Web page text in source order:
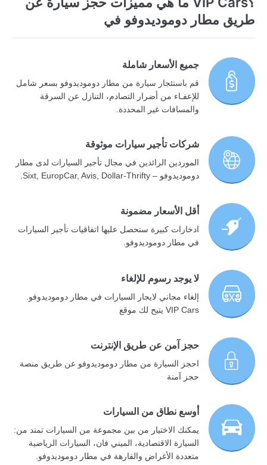
طريق مطار دوموديدوفو في
جميع الأسعار شاملة
قم باستئجار سيارة من مطار دوموديدوفو بسعر شامل
للإعفـاء من أضرار التصادم، التنازل عن السرقة
والمسافات غير المحددة.
شركات تأجير سيارات موثوقة
الموردين الرائدين في مجال تأجير السيارات لدى مطار
دوموديدوفو – Sixt, EuropCar, Avis, Dollar-Thrifty.
أقل الأسعار مضمونة
ادخارات كبيرة ستحصل عليها اتفاقيات تأجير السيارات
في مطار دوموديدوفو.
لا يوجد رسوم للإلغاء
إلغاء مجاني لايجار السيارات في مطار دوموديدوفو.
VIP Cars يتيح لك موقع
حجز آمن عن طريق الإنترنت
احجز السيارة من مطار دوموديدوفو عن طريق منصة
حجز آمنة
أوسع نطاق من السيارات
يمكنك الاختيار من بين مجموعة من السيارات تمتد من:
السيارة الاقتصادية، الميني فان، السيارات الرياضية
متعددة الأغراض والفارهة في مطار دوموديدوفو.